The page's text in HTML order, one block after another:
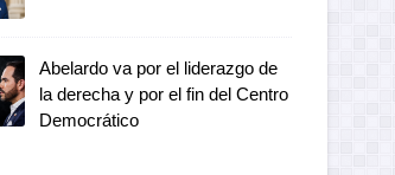
Abelardo va por el liderazgo de
la derecha y por el fin del Centro
Democrático